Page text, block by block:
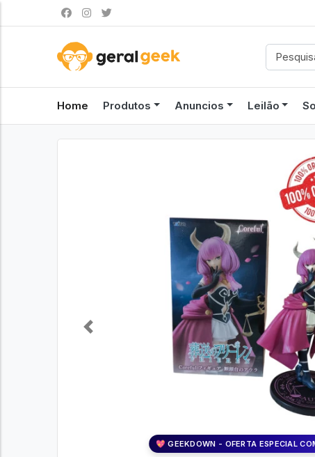
Home Produtos Anuncios Leilão
💖 GEEKDOWN - OFERTA ESPECIAL
Previous